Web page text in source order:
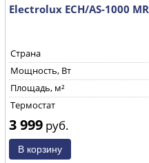
Electrolux ECH/AS-1000 MR
Страна
Mощность, Вт
Площадь, м²
Термостат
3 999 руб.